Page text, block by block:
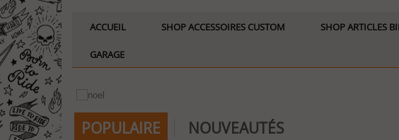
ACCUEIL SHOP ACCESSOIRES CUSTOM SHOP ARTICLES
GARAGE
POPULAIRE NOUVEAUTÉS